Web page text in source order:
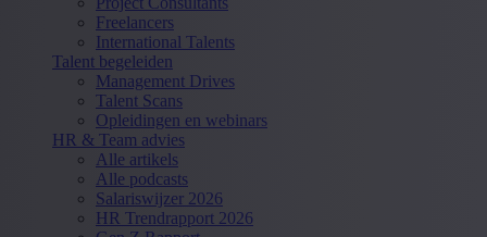
Freelancers
International Talents
Talent begeleiden
Management Drives
Talent Scans
Opleidingen en webinars
HR & Team advies
Alle artikels
Alle podcasts
Salariswijzer 2026
HR Trendrapport 2026